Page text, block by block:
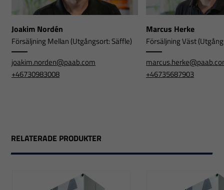
Joakim Nordén
Försäljning Mellan (Utgångsort: Säffle)
joakim.norden@paab.com
+46730983008
Marcus Herke
Försäljning Väst
+46735687903
RELATERADE PRODUKTER